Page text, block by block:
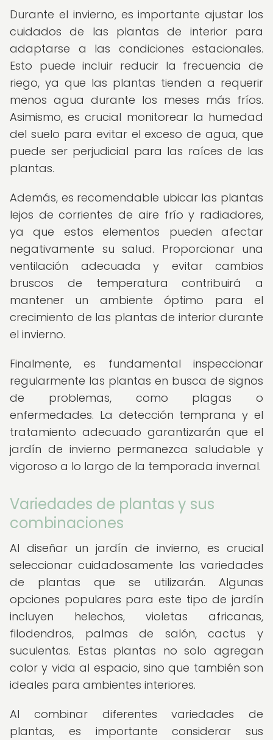
Durante el invierno, es importante ajustar los
cuidados de las plantas de interior para
adaptarse a las condiciones estacionales.
Esto puede incluir reducir la frecuencia de
riego, ya que las plantas tienden a requerir
menos agua durante los meses más fríos.
Asimismo, es crucial monitorear la humedad
del suelo para evitar el exceso de agua, que
puede ser perjudicial para las raíces de las
plantas.
Además, es recomendable ubicar las plantas
lejos de corrientes de aire frío y radiadores,
ya que estos elementos pueden afectar
negativamente su salud. Proporcionar una
ventilación adecuada y evitar cambios
bruscos de temperatura contribuirá a
mantener un ambiente óptimo para el
crecimiento de las plantas de interior durante
el invierno.
Finalmente, es fundamental inspeccionar
regularmente las plantas en busca de signos
de problemas, como plagas o
enfermedades. La detección temprana y el
tratamiento adecuado garantizarán que el
jardín de invierno permanezca saludable y
vigoroso a lo largo de la temporada invernal.
Variedades de plantas y sus
combinaciones
Al diseñar un jardín de invierno, es crucial
seleccionar cuidadosamente las variedades
de plantas que se utilizarán. Algunas
opciones populares para este tipo de jardín
incluyen helechos, violetas africanas,
filodendros, palmas de salón, cactus y
suculentas. Estas plantas no solo agregan
color y vida al espacio, sino que también son
ideales para ambientes interiores.
Al combinar diferentes variedades de
plantas, es importante considerar sus